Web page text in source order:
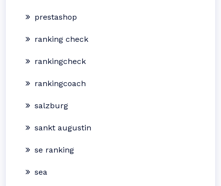
prestashop
ranking check
rankingcheck
rankingcoach
salzburg
sankt augustin
se ranking
sea